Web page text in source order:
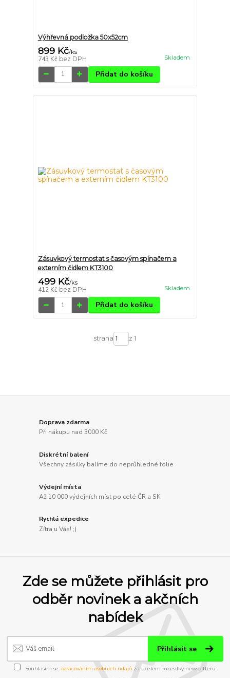
Výhřevná podložka 50x52cm
899 Kč/ks
743 Kč bez DPH Skladem
Přidat do košíku
Zásuvkový termostat s časovým spínačem a
externím čidlem KT3100
499 Kč/ks
412 Kč bez DPH Skladem
Přidat do košíku
strana z 1
Doprava zdarma
Při nákupu nad 3000 Kč
Diskrétní balení
Všechny zásilky balíme do neprůhledné fólie
Výdejní místa
Až 10 000 výdejních míst po celé ČR a SK
Rychlá expedice
Zítra u Vás! ;)
Zde se můžete přihlásit pro
odběr novinek a akčních
nabídek
Přihlásit se
Souhlasím se zpracováním osobních údajůza účelem rozesílky newsletteru.